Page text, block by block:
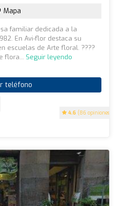
4.6 (86 opiniones)
Mapa
familiar dedicada a la
En Avi-flor destaca su
escuelas de Arte floral. ????
flora... Seguir leyendo
teléfono